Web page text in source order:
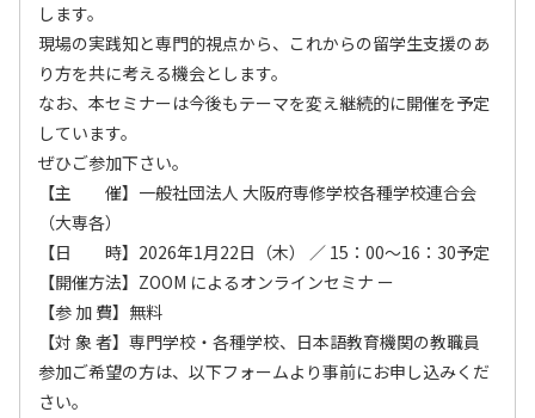
します。
現場の実践知と専門的視点から、これからの留学生支援のあ
り方を共に考える機会とします。
なお、本セミナーは今後もテーマを変え継続的に開催を予定
しています。
ぜひご参加下さい。
【主 催】一般社団法人 大阪府専修学校各種学校連合会
（大専各）
【日 時】2026年1月22日（木） ／ 15：00～16：30予定
【開催方法】ZOOM によるオンラインセミナ ー
【参 加 費】無料
【対 象 者】専門学校・各種学校、日本語教育機関の教職員
参加ご希望の方は、以下フォームより事前にお申し込みくだ
さい。